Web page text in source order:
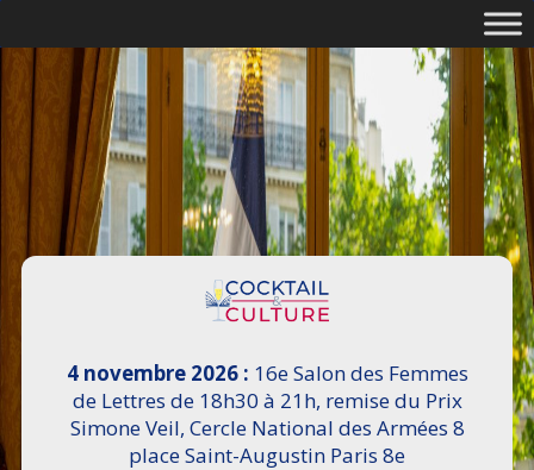
4 novembre 2026 : 16e Salon des Femmes
de Lettres de 18h30 à 21h, remise du Prix
Simone Veil, Cercle National des Armées 8
place Saint-Augustin Paris 8e